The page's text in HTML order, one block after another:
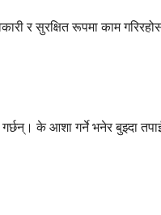
र सुरक्षित रूपमा काम
के आशा गर्ने भनेर बुझ्दा